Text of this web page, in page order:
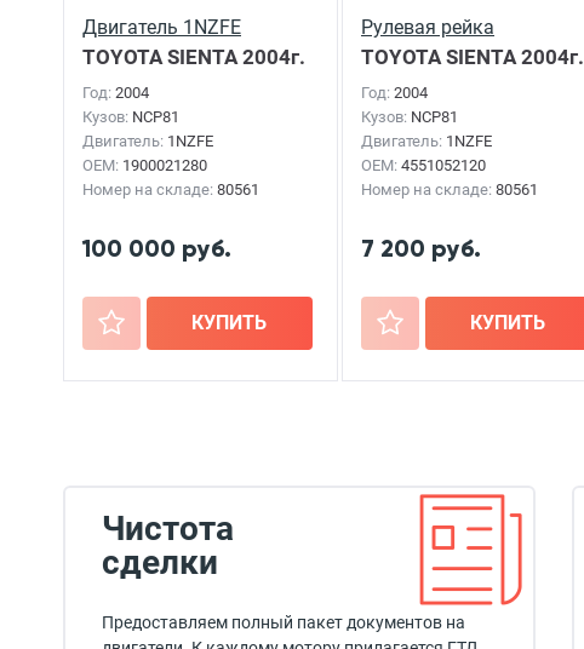
Двигатель 1NZFE
TOYOTA SIENTA2004г.
Год: 2004
Кузов: NCP81
Двигатель: 1NZFE
OEM: 1900021280
Номер на складе: 80561
100 000 руб.
+ КУПИТЬ
Рулевая рейка
TOYOTA SIENTA2004г.
Год: 2004
Кузов: NCP81
Двигатель: 1NZFE
OEM: 4551052120
Номер на складе: 80561
7 200 руб.
+ КУПИТЬ
Чистота
сделки
Предоставляем полный пакет документов на